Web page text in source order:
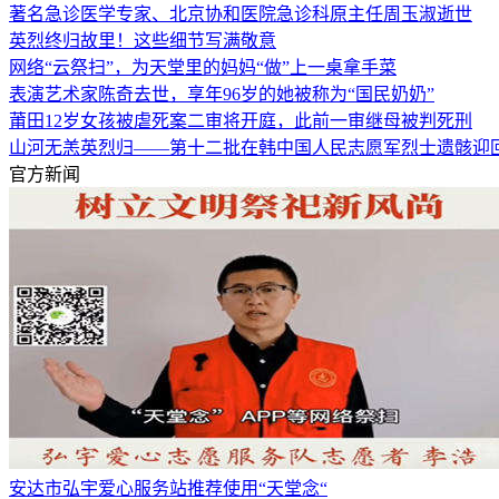
著名急诊医学专家、北京协和医院急诊科原主任周玉淑逝世
英烈终归故里！这些细节写满敬意
网络“云祭扫”，为天堂里的妈妈“做”上一桌拿手菜
表演艺术家陈奇去世，享年96岁的她被称为“国民奶奶”
莆田12岁女孩被虐死案二审将开庭，此前一审继母被判死刑
山河无恙英烈归——第十二批在韩中国人民志愿军烈士遗骸迎
官方新闻
安达市弘宇爱心服务站推荐使用“天堂念“